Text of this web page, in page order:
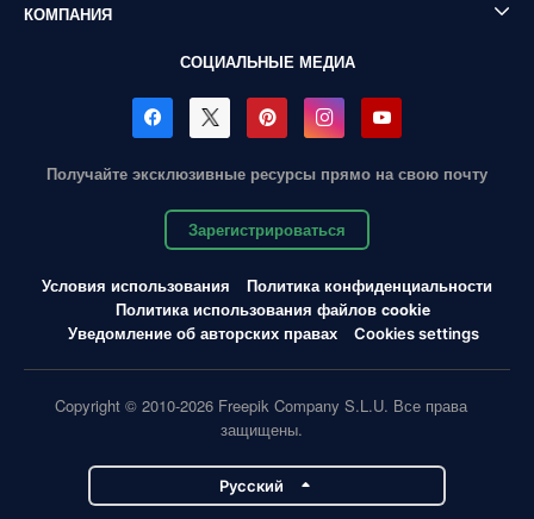
КОМПАНИЯ
СОЦИАЛЬНЫЕ МЕДИА
Получайте эксклюзивные ресурсы прямо на свою почту
Зарегистрироваться
Условия использования
Политика конфиденциальности
Политика использования файлов cookie
Уведомление об авторских правах
Cookies settings
Copyright © 2010-2026 Freepik Company S.L.U. Все права
защищены.
Pусский